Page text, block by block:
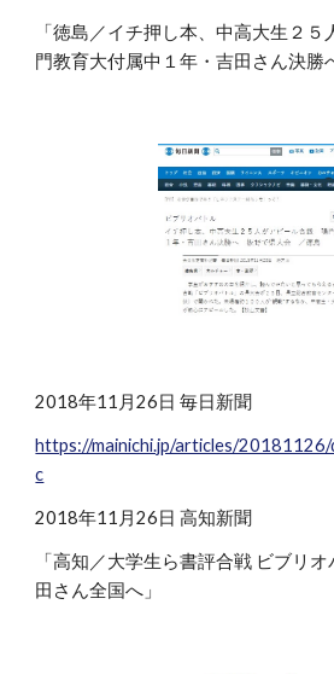
「徳島／イチ押し本、中高大生２
門教育大付属中１年・吉田さん決勝
2018年11月26日 毎日新聞
https://mainichi.jp/articles/
c
2018年11月26日 高知新聞
「高知／大学生ら書評合戦 ビブリ
田さん全国へ」